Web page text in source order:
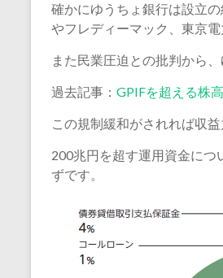
確かにゆうちょ銀行は設立
やフレディーマック、東京
また民業圧迫との批判から
過去記事： GPIFを超える株
この規制緩和がされれば収
200兆円を超す運用資金につ
ずです。